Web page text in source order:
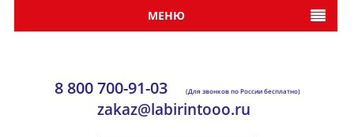
МЕНЮ
8 800 700-91-03 (Для звонков по России бесплатно)
zakaz@labirintooo.ru